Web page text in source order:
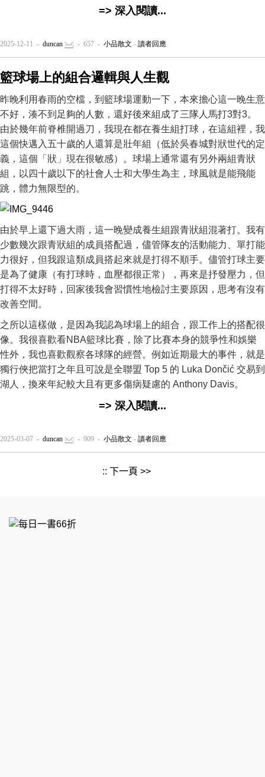
=> 深入閱讀...
2025-12-11 - duncan - 657 - 小品散文 - 讀者回應
籃球場上的組合邏輯與人生觀
昨晚利用春雨的空檔，到籃球場運動一下，本來擔心這一晚生意
不好，湊不到足夠的人數，還好後來組成了三隊人馬打3對3。
由於幾年前脊椎開過刀，我現在都在養生組打球，在這組裡，我
這個快邁入五十歲的人還算是壯年組（低於吳春城對狀世代的定
義，這個「狀」現在很敏感）。球場上通常還有另外兩組青狀
組，以四十歲以下的社會人士和大學生為主，球風就是能飛能
跳，體力無限型的。
由於早上還下過大雨，這一晚變成養生組跟青狀組混著打。我有
少數幾次跟青狀組的成員搭配過，儘管隊友的活動能力、單打能
力很好，但我跟這類成員搭起來就是打得不順手。儘管打球主要
是為了健康（有打球時，血壓都很正常），再來是抒發壓力，但
打得不太好時，回家後我會習慣性地檢討主要原因，思考有沒有
改善空間。
之所以這樣做，是因為我認為球場上的組合，跟工作上的搭配很
像。我很喜歡看NBA籃球比賽，除了比賽本身的競爭性和娛樂
性外，我也喜歡觀察各球隊的經營。例如近期最大的事件，就是
獨行俠把當打之年且可說是全聯盟 Top 5 的 Luka Dončić 交易到
湖人，換來年紀較大且有更多傷病疑慮的 Anthony Davis。
=> 深入閱讀...
2025-03-07 - duncan - 909 - 小品散文 - 讀者回應
:: 下一頁 >>